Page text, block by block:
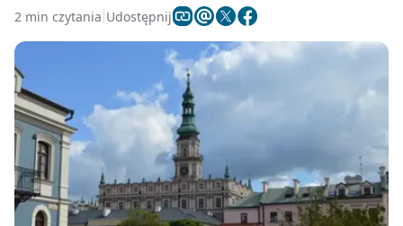
2 min czytania Udostępnij